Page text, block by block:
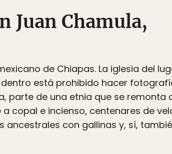
Juan Chamula,
de Chiapas. La iglesia del
está prohibido hacer
parte de una etnia que se remonta
copal e incienso, centenares de
ancestrales con gallinas y, sí,